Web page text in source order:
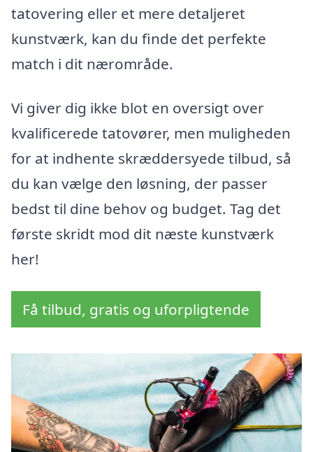
tatovering eller et mere detaljeret
kunstværk, kan du finde det perfekte
match i dit nærområde.
Vi giver dig ikke blot en oversigt over
kvalificerede tatovører, men muligheden
for at indhente skræddersyede tilbud, så
du kan vælge den løsning, der passer
bedst til dine behov og budget. Tag det
første skridt mod dit næste kunstværk
her!
Få tilbud, gratis og uforpligtende